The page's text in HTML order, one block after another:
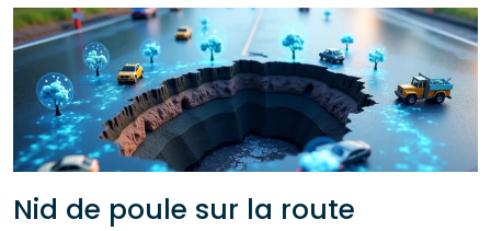
Nid de poule sur la route